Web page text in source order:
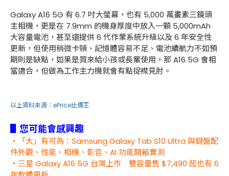
Galaxy A16 5G 有 6.7 吋大螢幕，也有 5,000 萬畫素三鏡頭
主相機，更是在 7.9mm 的機身厚度中放入一顆 5,000mAh
大容量電池，甚至還提供 6 代作業系統升級以及 6 年安全性
更新，但使用稍微卡頓、記憶體容易不足、電池續航力不如預
期則是缺點，如果是買來給小孩或長輩使用，那 A16 5G 會相
當適合，但做為工作主力機就會有點捉襟見肘。
以上資料來源： ePrice比價王
▋您可能會感興趣
・「大」有可為：Samsung Galaxy Tab S10 Ultra 與鍵盤配
件外觀、性能、相機、影音、AI 功能開箱實測
・三星 Galaxy A16 5G 台灣上市 雙容量售 $7,490 起也有 6